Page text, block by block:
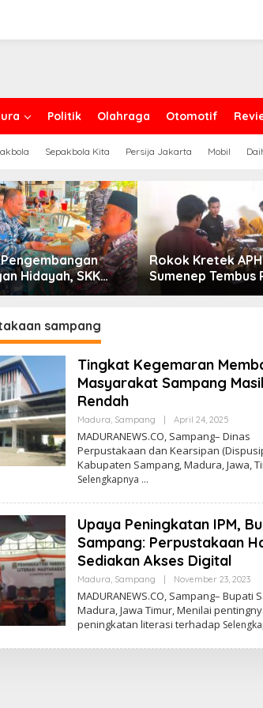
Politik Olahraga Otomotif
Sepakbola Kita Persija Jakarta Mobil
Hidayah, SKK
North Madura II
Sampang
Rokok Kretek
Sumenep Tembus
Indonesia Timur
sampang
Tingkat Kegemaran
Masyarakat Sampang
Rendah
Madura, Sampang April 24, 2025Oleh
MADURANEWS.CO, Sampang– Dinas
Perpustakaan dan Kearsipan
Kabupaten Sampang, Madura, Jawa,
Selengkapnya
Upaya Peningkatan IPM,
Sampang: Perpustakaan
Sediakan Akses Digital
Madura, Sampang November 23, 2023Oleh
MADURANEWS.CO, Sampang– Bupati
Madura, Jawa Timur, Menilai
peningkatan literasi terhadap